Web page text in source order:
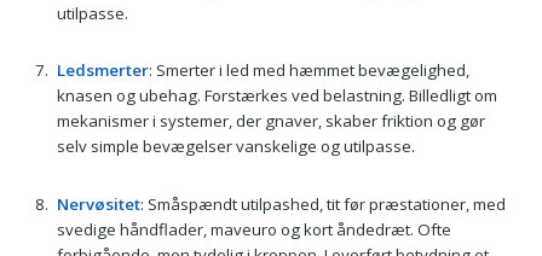
utilpasse.
Ledsmerter: Smerter i led med hæmmet bevægelighed,
knasen og ubehag. Forstærkes ved belastning. Billedligt om
mekanismer i systemer, der gnaver, skaber friktion og gør
selv simple bevægelser vanskelige og utilpasse.
Nervøsitet: Småspændt utilpashed, tit før præstationer, med
svedige håndflader, maveuro og kort åndedræt. Ofte